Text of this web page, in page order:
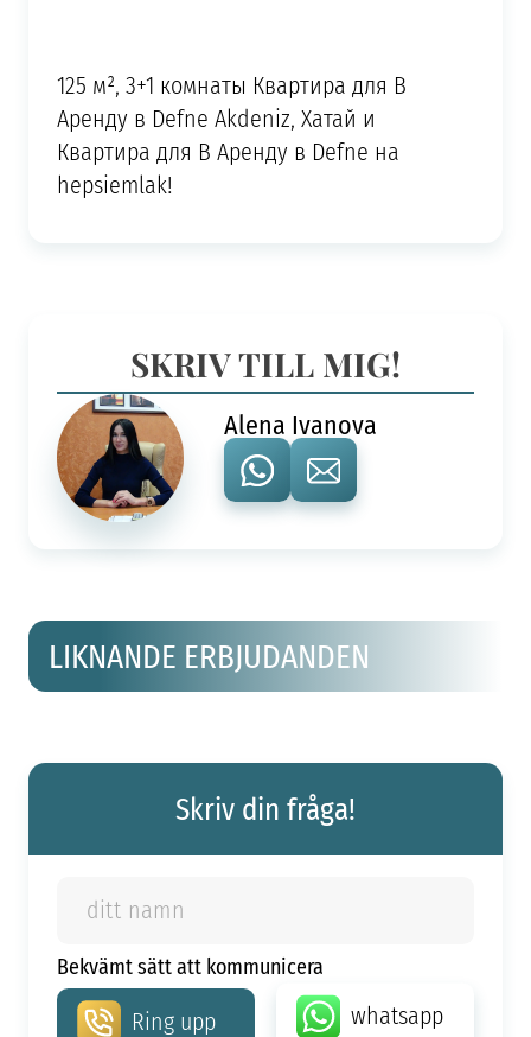
125 м², 3+1 комнаты Квартира для В
Аренду в Defne Akdeniz, Хатай и
Квартира для В Аренду в Defne на
hepsiemlak!
SKRIV TILL MIG!
Alena Ivanova
LIKNANDE ERBJUDANDEN
Skriv din fråga!
Bekvämt sätt att kommunicera
Ring upp whatsapp